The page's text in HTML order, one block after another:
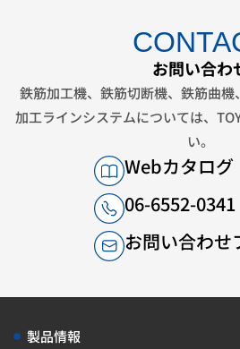
お問い合わ
鉄筋加工機、鉄筋切断機、鉄筋曲
加工ラインシステムについては、
い。
Webカタログ
06-6552-0341
お問い合わせ
製品情報